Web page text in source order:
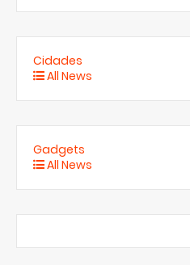
Cidades
All News
Gadgets
All News